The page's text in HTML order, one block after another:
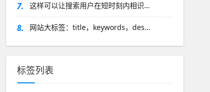
7. 这样可以让搜索用户在短时刻内相识…
8. 网站大标签：title，keywords，des…
标签列表